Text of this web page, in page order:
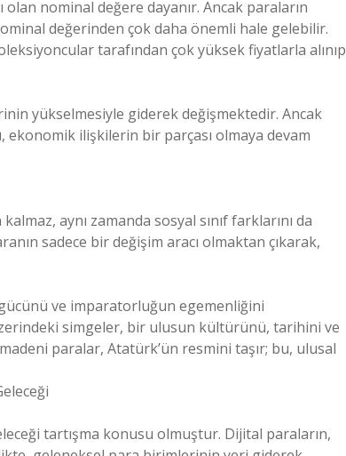
olan nominal değere dayanır. Ancak paraların
değerinden çok daha önemli hale gelebilir.
tarafından çok yüksek fiyatlarla alınıp
yükselmesiyle giderek değişmektedir. Ancak
ekonomik ilişkilerin bir parçası olmaya devam
aynı zamanda sosyal sınıf farklarını da
sadece bir değişim aracı olmaktan çıkarak,
ve imparatorluğun egemenliğini
simgeler, bir ulusun kültürünü, tarihini ve
paralar, Atatürk’ün resmini taşır; bu, ulusal
tartışma konusu olmuştur. Dijital paraların,